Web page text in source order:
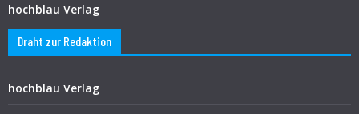
hochblau Verlag
Draht zur Redaktion
hochblau Verlag